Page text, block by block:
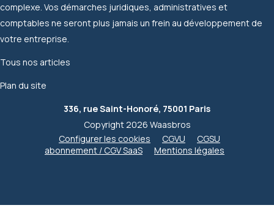
complexe. Vos démarches juridiques, administratives et
comptables ne seront plus jamais un frein au développement de
votre entreprise.
Tous nos articles
Plan du site
336, rue Saint-Honoré, 75001 Paris
Copyright 2026 Waasbros
Configurer les cookies
CGVU
CGSU
abonnement / CGV SaaS
Mentions légales